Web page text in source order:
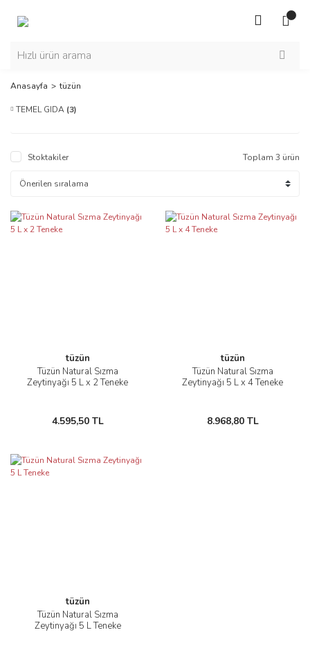
Anasayfa tüzün
TEMEL GIDA (3)
Stoktakiler Toplam 3 ürün
tüzün
Tüzün Natural Sızma
Zeytinyağı 5 L x 2 Teneke
4.595,50 TL
tüzün
Tüzün Natural Sızma
Zeytinyağı 5 L x 4 Teneke
8.968,80 TL
tüzün
Tüzün Natural Sızma
Zeytinyağı 5 L Teneke